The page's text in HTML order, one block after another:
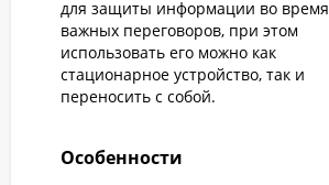
для защиты информации во время
важных переговоров, при этом
использовать его можно как
стационарное устройство, так и
переносить с собой.
Особенности